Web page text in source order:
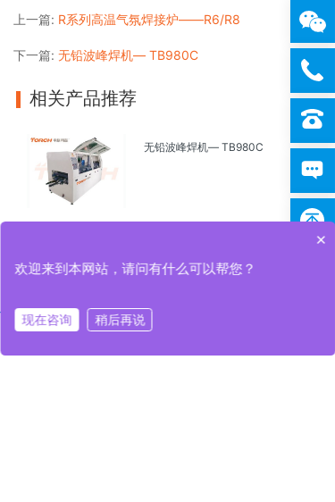
上一篇: R系列高温气氛焊接炉——R6/R8
下一篇: 无铅波峰焊机— TB980C
无铅波峰焊机— TB980C
相关产品推荐
在线咨询
×
欢迎来到本网站，请问有什么可以帮您？
现在咨询
稍后再说
在线咨询